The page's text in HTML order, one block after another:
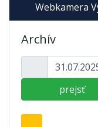
Webkamera
Archív
prejsť